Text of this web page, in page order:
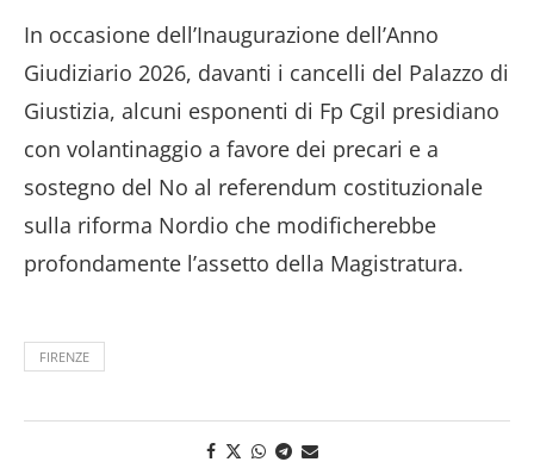
In occasione dell’Inaugurazione dell’Anno
Giudiziario 2026, davanti i cancelli del Palazzo di
Giustizia, alcuni esponenti di Fp Cgil presidiano
con volantinaggio a favore dei precari e a
sostegno del No al referendum costituzionale
sulla riforma Nordio che modificherebbe
profondamente l’assetto della Magistratura.
FIRENZE